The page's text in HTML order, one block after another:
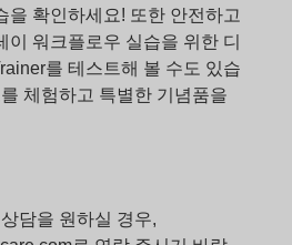
을 확인하세요! 또한 안전하고
이 워크플로우 실습을 위한 디
를 테스트해 볼 수도 있습
체험하고 특별한 기념품을
담을 원하실 경우,